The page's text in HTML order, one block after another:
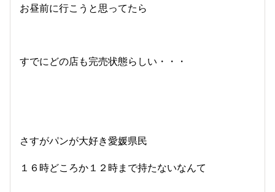
お昼前に行こうと思ってたら
すでにどの店も完売状態らしい・・・
さすがパンが大好き愛媛県民
１６時どころか１２時まで持たないなんて